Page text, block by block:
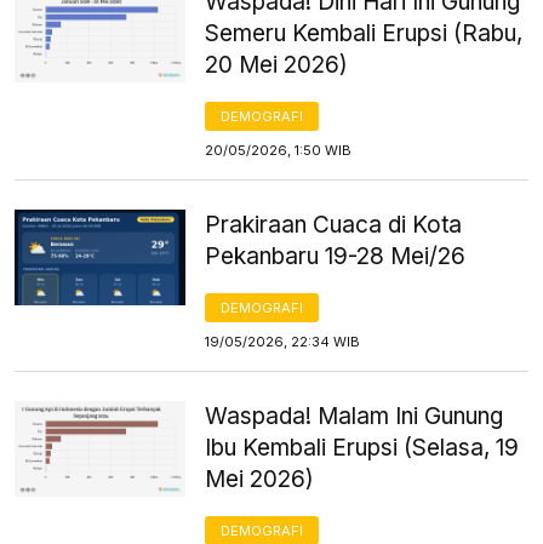
Semeru Kembali Erupsi (Rabu,
20 Mei 2026)
DEMOGRAFI
20/05/2026, 1:50 WIB
Prakiraan Cuaca di Kota
Pekanbaru 19-28 Mei/26
DEMOGRAFI
19/05/2026, 22:34 WIB
Waspada! Malam Ini Gunung
Ibu Kembali Erupsi (Selasa, 19
Mei 2026)
DEMOGRAFI